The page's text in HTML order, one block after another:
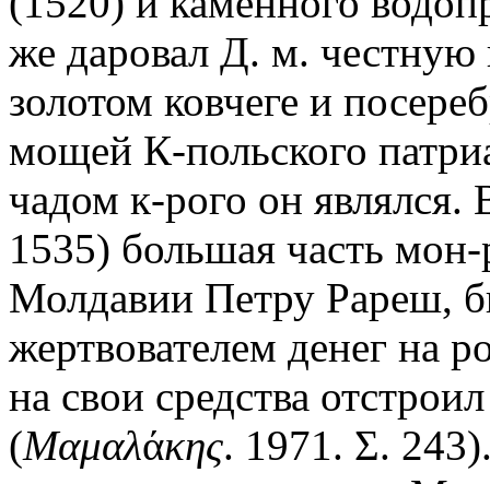
же даровал Д. м. честную
золотом ковчеге и
мощей К-польского
чадом к-рого он являлся.
1535) большая часть мон-
Молдавии Петру Рареш,
жертвователем денег на
на свои средства
(Μαμαλάκης. 1971. Σ.